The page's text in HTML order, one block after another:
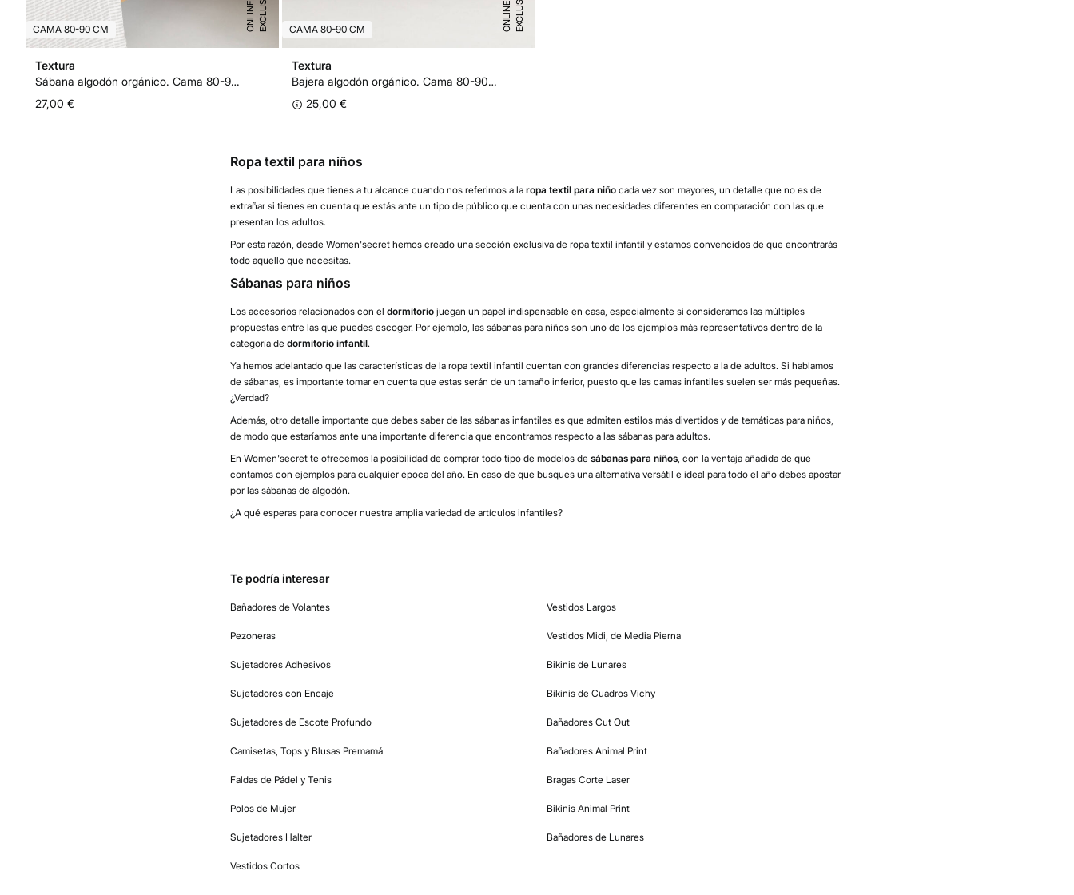
CAMA 80-90 CM S
E
Textura
Sábana algodón orgánico. Cama 80-90cm.
27,00 €
CAMA 80-90 CM S
E
Textura
Bajera algodón orgánico. Cama 80-90cm.
25,00 €
Ropa textil para niños
Las posibilidades que tienes a tu alcance cuando nos referimos a la ropa textil para niño cada vez son mayores, un detalle que no es de
extrañar si tienes en cuenta que estás ante un tipo de público que cuenta con unas necesidades diferentes en comparación con las que
presentan los adultos.
Por esta razón, desde Women'secret hemos creado una sección exclusiva de ropa textil infantil y estamos convencidos de que encontrarás
todo aquello que necesitas.
Sábanas para niños
Los accesorios relacionados con el dormitorio juegan un papel indispensable en casa, especialmente si consideramos las múltiples
propuestas entre las que puedes escoger. Por ejemplo, las sábanas para niños son uno de los ejemplos más representativos dentro de la
categoría de dormitorio infantil.
Ya hemos adelantado que las características de la ropa textil infantil cuentan con grandes diferencias respecto a la de adultos. Si hablamos
de sábanas, es importante tomar en cuenta que estas serán de un tamaño inferior, puesto que las camas infantiles suelen ser más pequeñas.
¿Verdad?
Además, otro detalle importante que debes saber de las sábanas infantiles es que admiten estilos más divertidos y de temáticas para niños,
de modo que estaríamos ante una importante diferencia que encontramos respecto a las sábanas para adultos.
En Women'secret te ofrecemos la posibilidad de comprar todo tipo de modelos de sábanas para niños, con la ventaja añadida de que
contamos con ejemplos para cualquier época del año. En caso de que busques una alternativa versátil e ideal para todo el año debes apostar
por las sábanas de algodón.
¿A qué esperas para conocer nuestra amplia variedad de artículos infantiles?
Te podría interesar
Bañadores de Volantes
Pezoneras
Sujetadores Adhesivos
Sujetadores con Encaje
Sujetadores de Escote Profundo
Camisetas, Tops y Blusas Premamá
Faldas de Pádel y Tenis
Polos de Mujer
Sujetadores Halter
Vestidos Cortos
Vestidos Largos
Vestidos Midi, de Media Pierna
Bikinis de Lunares
Bikinis de Cuadros Vichy
Bañadores Cut Out
Bañadores Animal Print
Bragas Corte Laser
Bikinis Animal Print
Bañadores de Lunares